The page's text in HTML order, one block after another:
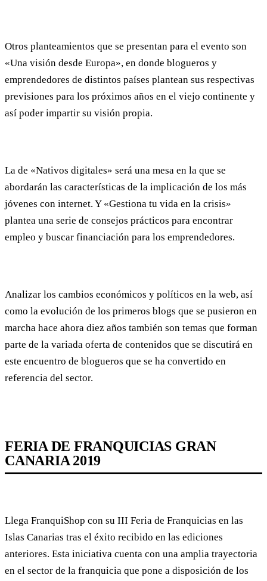
Otros planteamientos que se presentan para el evento son
«Una visión desde Europa», en donde blogueros y
emprendedores de distintos países plantean sus respectivas
previsiones para los próximos años en el viejo continente y
así poder impartir su visión propia.
La de «Nativos digitales» será una mesa en la que se
abordarán las características de la implicación de los más
jóvenes con internet. Y «Gestiona tu vida en la crisis»
plantea una serie de consejos prácticos para encontrar
empleo y buscar financiación para los emprendedores.
Analizar los cambios económicos y políticos en la web, así
como la evolución de los primeros blogs que se pusieron en
marcha hace ahora diez años también son temas que forman
parte de la variada oferta de contenidos que se discutirá en
este encuentro de blogueros que se ha convertido en
referencia del sector.
FERIA DE FRANQUICIAS GRAN
CANARIA 2019
Llega FranquiShop con su III Feria de Franquicias en las
Islas Canarias tras el éxito recibido en las ediciones
anteriores. Esta iniciativa cuenta con una amplia trayectoria
en el sector de la franquicia que pone a disposición de los